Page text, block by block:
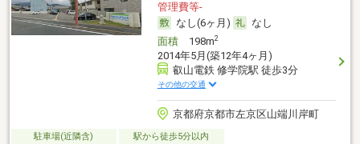
管理費等-
なし(6ヶ月)
なし
面積198m2
2014年5月(築12年4ヶ月)
叡山電鉄 修学院駅 徒歩3分
その他の交通
京都府京都市左京区山端川岸町
駐車場(近隣含) 駅から徒歩5分以内